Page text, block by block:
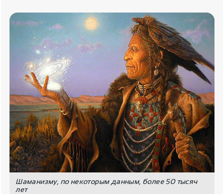
Шаманизму, по некоторым данным, более 50 тысяч
лет